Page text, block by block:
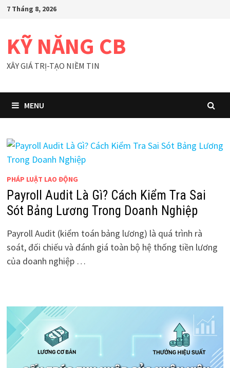
Skip
content
7 Tháng 8, 2026
KỸ NĂNG CB
XÂY GIÁ TRỊ-TẠO NIỀM TIN
MENU
PHÁP LUẬT LAO ĐỘNG
Payroll Audit Là Gì? Cách Kiểm Tra Sai
Sót Bảng Lương Trong Doanh Nghiệp
Payroll Audit (kiểm toán bảng lương) là quá trình rà
soát, đối chiếu và đánh giá toàn bộ hệ thống tiền lương
của doanh nghiệp …